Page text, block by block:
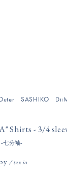
SASHIKO
Shirts - 3/4
七分袖-
(税込)